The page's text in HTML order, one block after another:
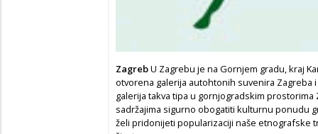
ZagrebU Zagrebu je na Gornjem gradu, kraj
otvorena galerija autohtonih suvenira Zagreba
galerija takva tipa u gornjogradskim
sadržajima sigurno obogatiti kulturnu ponudu
želi pridonijeti popularizaciji naše etnografske